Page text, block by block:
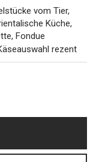
vom Tier,
Küche,
Fondue
rezent